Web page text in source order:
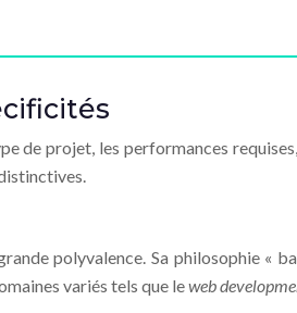
projet, les performances
polyvalence. Sa philosophie «
variés tels que leweb